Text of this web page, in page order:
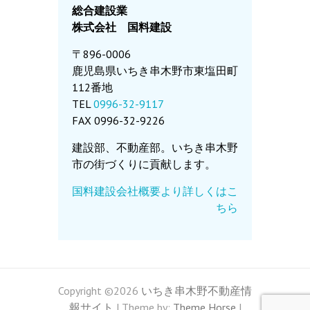
総合建設業
株式会社 国料建設
〒896-0006
鹿児島県いちき串木野市東塩田町
112番地
TEL0996-32-9117
FAX 0996-32-9226
建設部、不動産部。いちき串木野
市の街づくりに貢献します。
国料建設会社概要より詳しくはこ
ちら
Copyright ©2026 いちき串木野不動産情